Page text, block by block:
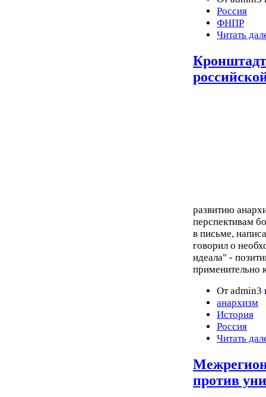
Россия
ФНПР
Читать
развитию
перспективам
в письме,
говорил о
идеала" -
применительно
От admin3
анархизм
История
Россия
Читать
против